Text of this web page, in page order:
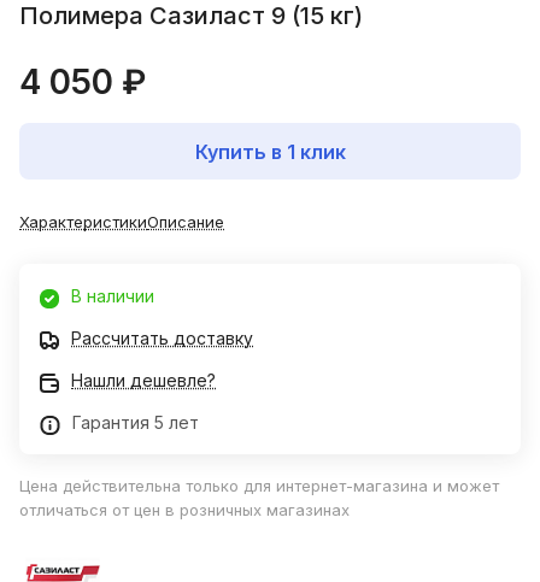
Полимера Сазиласт 9 (15 кг)
4 050 ₽
Купить в 1 клик
ХарактеристикиОписание
В наличии
Рассчитать доставку
Нашли дешевле?
Гарантия 5 лет
Цена действительна только для интернет-магазина и может
отличаться от цен в розничных магазинах